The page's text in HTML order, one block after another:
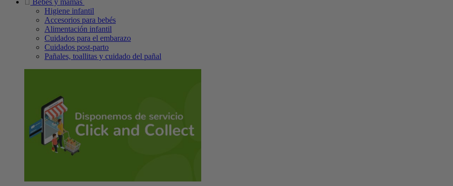
Bebés y mamás
Higiene infantil
Accesorios para bebés
Alimentación infantil
Cuidados para el embarazo
Cuidados post-parto
Pañales, toallitas y cuidado del pañal